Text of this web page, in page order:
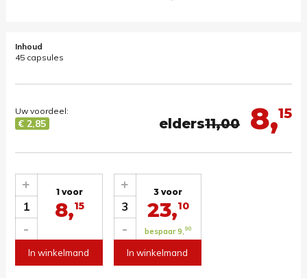
Inhoud
45 capsules
8,15
elders11,00
Uw voordeel:
€ 2,85
1
-
+ 1 voor
8,15
In winkelmand
3
-
+ 3 voor
23,10
bespaar 9, 90
In winkelmand